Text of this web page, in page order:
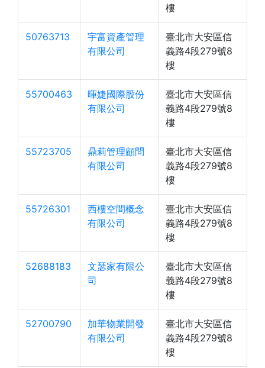
樓
50763713
宇富資產管理
有限公司
臺北市大安區信
義路4段279號8
樓
55700463
暉婕國際股份
有限公司
臺北市大安區信
義路4段279號8
樓
55723705
鼎莉管理顧問
有限公司
臺北市大安區信
義路4段279號8
樓
55726301
西樓空間概念
有限公司
臺北市大安區信
義路4段279號8
樓
52688183
文瑟家有限公
司
臺北市大安區信
義路4段279號8
樓
52700790
加華物業開發
有限公司
臺北市大安區信
義路4段279號8
樓